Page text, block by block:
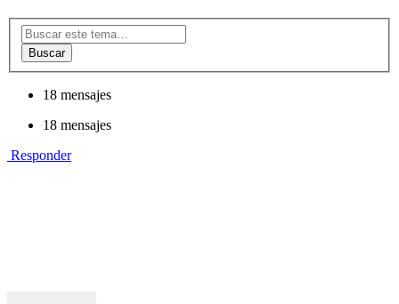
Buscar
18 mensajes
18 mensajes
Responder